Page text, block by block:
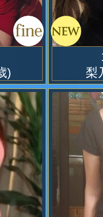
ルにご活用下さ
ましたら７０分
引(会員証提示
。
車場と共にお得
)
梨